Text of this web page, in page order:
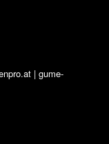
| gume-